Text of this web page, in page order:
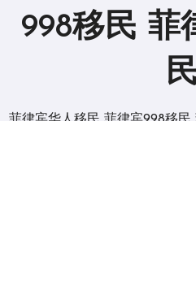
998移民 菲
民
菲律宾华人移民 菲律宾998移